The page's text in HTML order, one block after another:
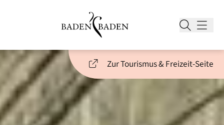
Zur Tourismus & Freizeit-Seite